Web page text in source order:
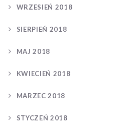
WRZESIEŃ 2018
SIERPIEŃ 2018
MAJ 2018
KWIECIEŃ 2018
MARZEC 2018
STYCZEŃ 2018